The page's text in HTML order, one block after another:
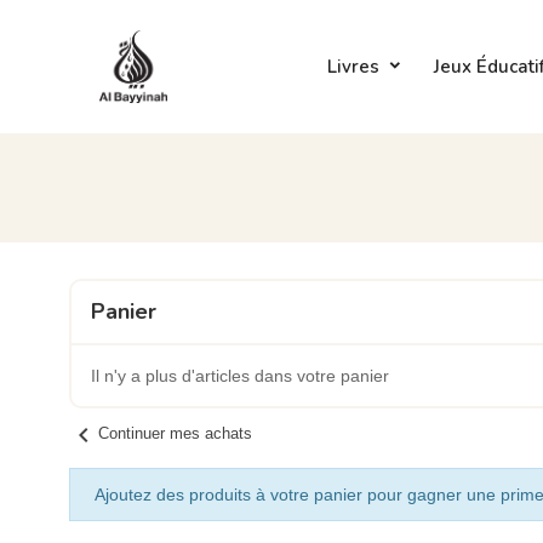
Livres Jeux
Panier
Il n'y a plus d'articles dans votre panier
chevron_left Continuer mes achats
Ajoutez des produits à votre panier pour gagner une